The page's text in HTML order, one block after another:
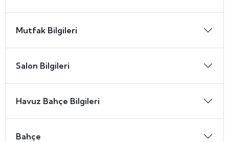
Mutfak Bilgileri
Salon Bilgileri
Havuz Bahçe Bilgileri
Bahçe